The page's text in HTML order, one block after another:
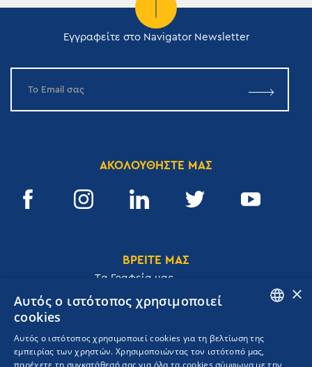
Εγγραφείτε στο Navigator Newsletter
ΑΚΟΛΟΥΘΗΣΤΕ ΜΑΣ
ΒΡΕΙΤΕ ΜΑΣ
Tα Γραφεία μας
Ακαδημίας 32, 106 72, Αθήνα, Ελλάδα
T. +30 210 3609801 GREEK
×
Αυτός ο ιστότοπος χρησιμοποιεί
cookies
Αυτός ο ιστότοπος χρησιμοποιεί cookies για τη βελτίωση της
εμπειρίας των χρηστών. Χρησιμοποιώντας τον ιστότοπό μας,
παρέχετε τη συγκατάθεσή σας για όλα τα cookies σύμφωνα με την